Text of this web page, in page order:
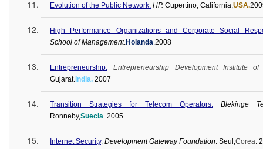
Evolution of the Public Network. HP. Cupertino, California, USA.
High Performance Organizations and Corporate Social
School of Management.Holanda 2008
Entrepreneurship.
Entrepreneurship Development Institute of
Gujarat.India. 2007
Transition Strategies for Telecom Operators. Blekinge
Ronneby,Suecia . 2005
Internet Security, Development Gateway Foundation Seul Corea .